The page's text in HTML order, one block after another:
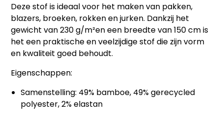
Deze stof is ideaal voor het maken van pakken,
blazers, broeken, rokken en jurken. Dankzij het
gewicht van230 g/m²en een breedte van150 cmis
het een praktische en veelzijdige stof die zijn vorm
en kwaliteit goed behoudt.
Eigenschappen:
Samenstelling: 49% bamboe, 49% gerecycled
polyester, 2% elastan